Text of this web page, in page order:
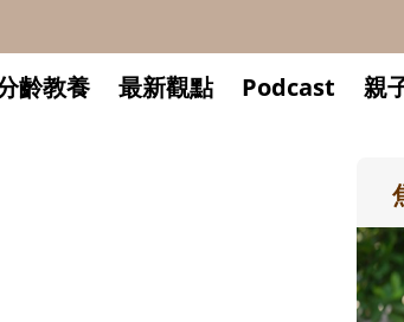
齡教養 最新觀點 Podcast 親